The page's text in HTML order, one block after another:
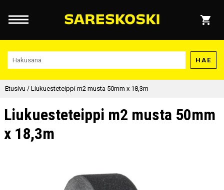
HAE
Etusivu / Liukuesteteippi m2 musta 50mm x 18,3m
Liukuesteteippi m2 musta 50mm
x 18,3m